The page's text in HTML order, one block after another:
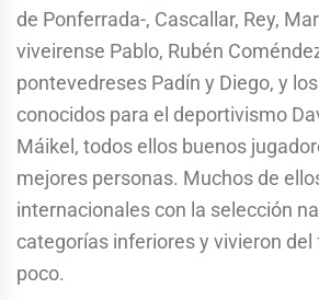
de Ponferrada-, Cascallar, Rey,
viveirense Pablo, Rubén
pontevedreses Padín y Diego, y
conocidos para el deportivismo
Máikel, todos ellos buenos
mejores personas. Muchos de
internacionales con la selección
categorías inferiores y vivieron
poco.